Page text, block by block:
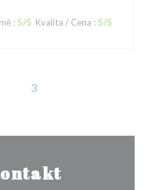
: 5/5 Kvalita / Cena : 5/5
3